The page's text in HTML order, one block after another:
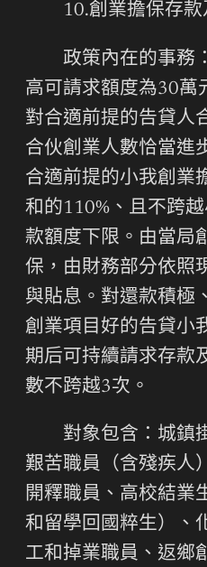
10.創業擔保存款
政策內在的事務
高可請求額度為30萬
對合適前提的告貸人
合伙創業人數恰當進
合適前提的小我創業
和的110%、且不跨
款額度下限。由當局
保，由財務部分依照
與貼息。對還款積極
創業項目好的告貸小
期后可持續請求存款
數不跨越3次。
對象包含：城鎮
艱苦職員（含殘疾人
開釋職員、高校結業
和留學回國粹生）、
工和掉業職員、返鄉